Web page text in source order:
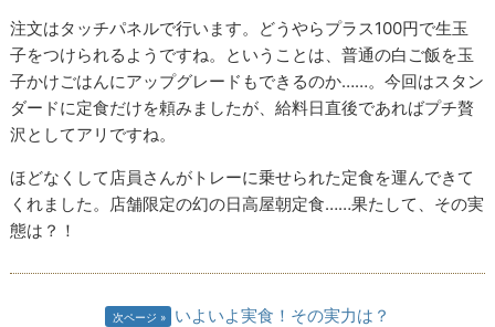
注文はタッチパネルで行います。どうやらプラス100円で生玉
子をつけられるようですね。ということは、普通の白ご飯を玉
子かけごはんにアップグレードもできるのか……。今回はスタン
ダードに定食だけを頼みましたが、給料日直後であればプチ贅
沢としてアリですね。
ほどなくして店員さんがトレーに乗せられた定食を運んできて
くれました。店舗限定の幻の日高屋朝定食……果たして、その実
態は？！
次ページ いよいよ実食！その実力は？